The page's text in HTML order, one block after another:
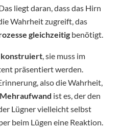
liegt daran, dass das Hirn
Wahrheit zugreift, das
gleichzeitig benötigt.
konstruiert, sie muss im
präsentiert werden.
also die Wahrheit,
Mehraufwand ist es, der den
Lügner vielleicht selbst
beim Lügen eine Reaktion.